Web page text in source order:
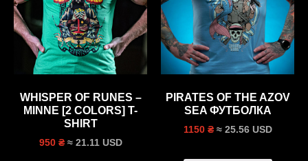
WHISPER OF RUNES –
MINNE [2 COLORS] T-
SHIRT
950 ₴ ≈ 21.11 USD
PIRATES OF THE AZOV
SEA ФУТБОЛКА
1150 ₴ ≈ 25.56 USD